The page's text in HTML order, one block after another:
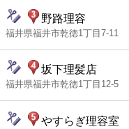
野路理容
福井県福井市乾徳1丁目7-11
坂下理髪店
福井県福井市乾徳1丁目12-5
やすらぎ理容室